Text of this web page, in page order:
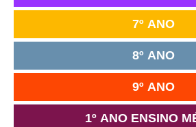
7º ANO
8º ANO
9º ANO
1º ANO ENSINO